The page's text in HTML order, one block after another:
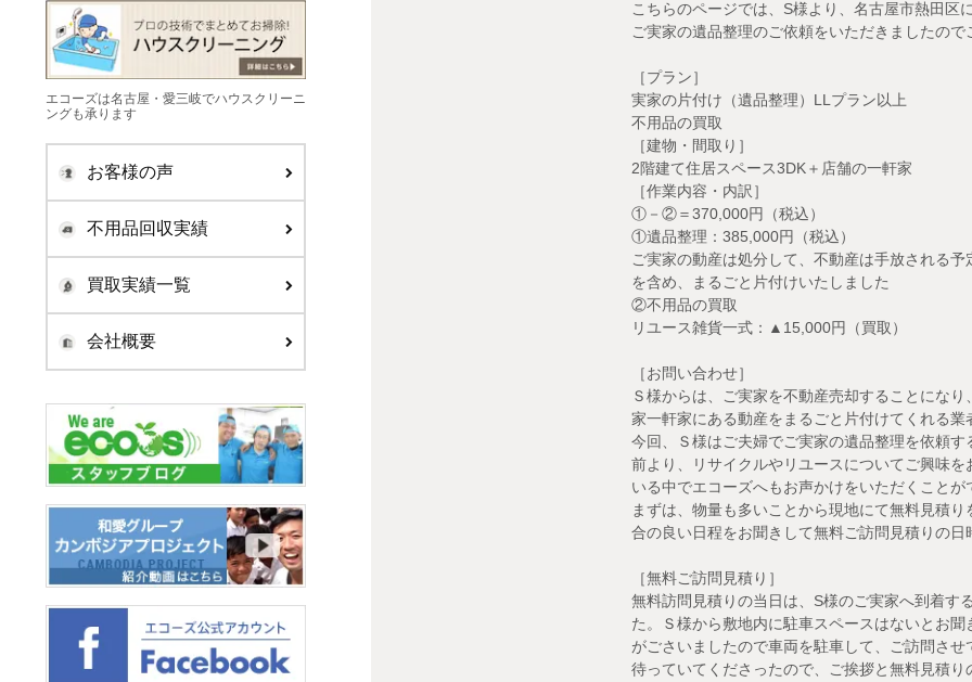
エコーズは名古屋・愛三岐でハウスクリーニ
ングも承ります
お客様の声
不用品回収実績
買取実績一覧
会社概要
こちらのページでは、S様より、名古屋市熱田
ご実家の遺品整理のご依頼をいただきましたの
［プラン］
実家の片付け（遺品整理）LLプラン以上
不用品の買取
［建物・間取り］
2階建て住居スペース3DK＋店舗の一軒家
［作業内容・内訳］
①－②＝370,000円（税込）
①遺品整理：385,000円（税込）
ご実家の動産は処分して、不動産は手放される
を含め、まるごと片付けいたしました
②不用品の買取
リユース雑貨一式：▲15,000円（買取）
［お問い合わせ］
Ｓ様からは、ご実家を不動産売却することにな
家一軒家にある動産をまるごと片付けてくれる
今回、Ｓ様はご夫婦でご実家の遺品整理を依頼
前より、リサイクルやリユースについてご興味
いる中でエコーズへもお声かけをいただくことが
まずは、物量も多いことから現地にて無料見積
合の良い日程をお聞きして無料ご訪問見積りの
［無料ご訪問見積り］
無料訪問見積りの当日は、S様のご実家へ到着す
た。Ｓ様から敷地内に駐車スペースはないとお
がごさいましたので車両を駐車して、ご訪問さ
待っていてくださったので、ご挨拶と無料見積